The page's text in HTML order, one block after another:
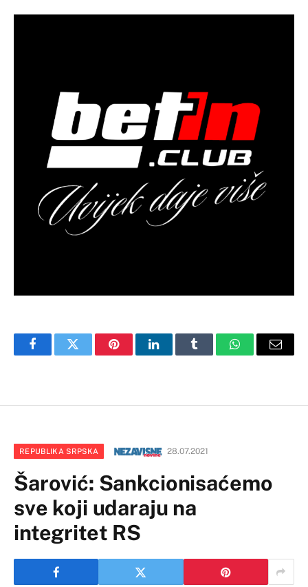
FacebookTwitter PinterestLinkedInTumblr WhatsAppEmail
REPUBLIKA SRPSKA 28.07.2021
Šarović: Sankcionisaćemo
sve koji udaraju na
integritet RS